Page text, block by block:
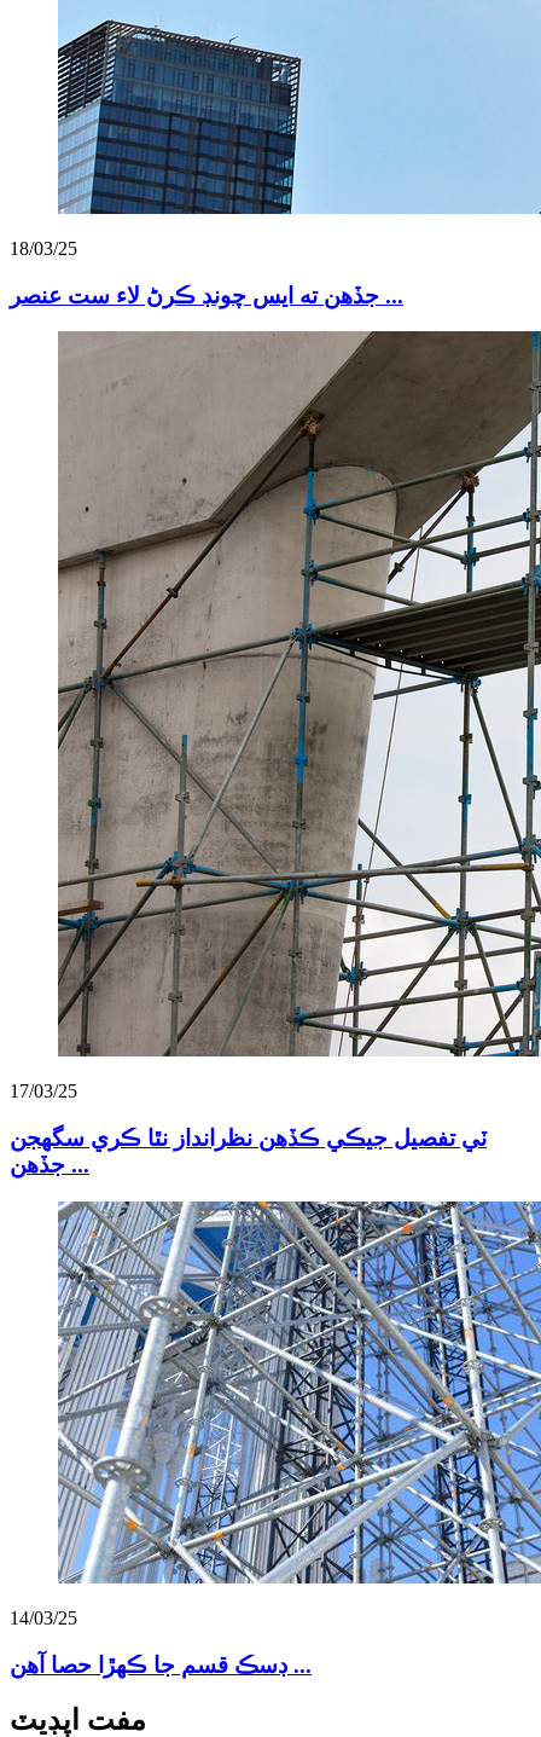
18/03/25
جڏهن ته ايس چونڊ ڪرڻ لاء ست عنصر ...
17/03/25
ٽي تفصيل جيڪي ڪڏهن نظرانداز نٿا ڪري سگهجن
جڏهن ...
14/03/25
ڊسڪ قسم جا ڪهڙا حصا آهن ...
مفت اپڊيٽ